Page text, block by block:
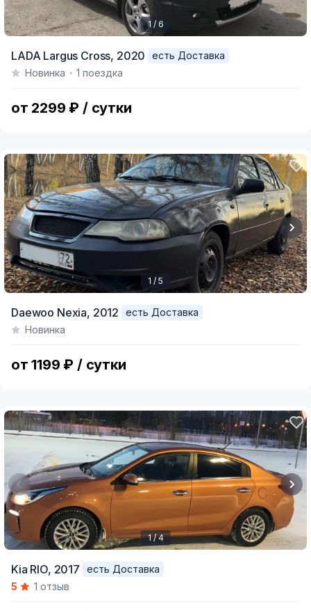
of
1 / 6
LADA Largus Cross, 2020
есть Доставка
Новинка
1 поездка
от 2299 ₽ / сутки
of
1 / 5
Daewoo Nexia, 2012
есть Доставка
Новинка
от 1199 ₽ / сутки
of
1 / 4
Kia RIO, 2017
есть Доставка
5
1 отзыв